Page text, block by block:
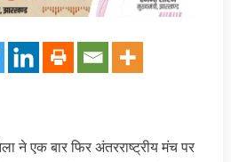
ने एक बार फिर अंतरराष्ट्रीय मंच पर